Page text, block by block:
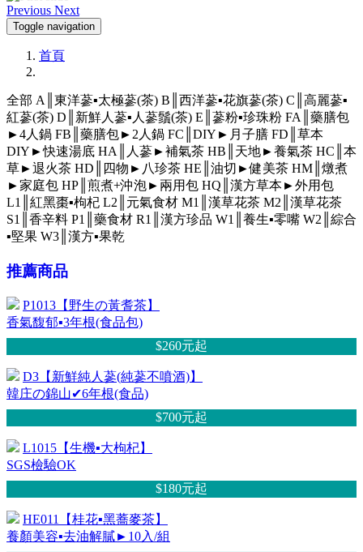
Previous Next
Toggle navigation
首頁
全部 A║東洋蔘▪太極蔘(茶) B║西洋蔘▪花旗蔘(茶) C║高麗蔘▪
紅蔘(茶) D║新鮮人蔘▪人蔘鬚(茶) E║蔘粉▪珍珠粉 FA║藥膳包
►4人鍋 FB║藥膳包►2人鍋 FC║DIY►月子膳 FD║草本
DIY►快速湯底 HA║人蔘►補氣茶 HB║天地►養氣茶 HC║本
草►退火茶 HD║四物►八珍茶 HE║油切►健美茶 HM║燉煮
►家庭包 HP║煎煮+沖泡►兩用包 HQ║漢方草本►外用包
L1║紅黑棗▪枸杞 L2║元氣食材 M1║漢草花茶 M2║漢草花茶
S1║香辛料 P1║藥食材 R1║漢方珍品 W1║養生▪零嘴 W2║綜合
▪堅果 W3║漢方▪果乾
推薦商品
P1013【野生の黃耆茶】
香氣馥郁▪3年根(食品包)
$260元起
D3【新鮮純人蔘(純蔘不噴酒)】
韓庄の錦山✔6年根(食品)
$700元起
L1015【生機▪大枸杞】
SGS檢驗OK
$180元起
HE011【桂花▪黑蕎麥茶】
養顏美容▪去油解膩►10入/組